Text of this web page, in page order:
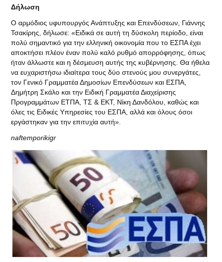
Δήλωση
Ο αρμόδιος υφυπουργός Ανάπτυξης και Επενδύσεων, Γιάννης
Τσακίρης, δήλωσε: «Ειδικά σε αυτή τη δύσκολη περίοδο, είναι
πολύ σημαντικό για την ελληνική οικονομία που το ΕΣΠΑ έχει
αποκτήσει πλέον έναν πολύ καλό ρυθμό απορρόφησης, όπως
ήταν άλλωστε και η δέσμευση αυτής της κυβέρνησης. Θα ήθελα
να ευχαριστήσω ιδιαίτερα τους δύο στενούς μου συνεργάτες,
τον Γενικό Γραμματέα Δημοσίων Επενδύσεων και ΕΣΠΑ,
Δημήτρη Σκάλο και την Ειδική Γραμματέα Διαχείρισης
Προγραμμάτων ΕΤΠΑ, ΤΣ & ΕΚΤ, Νίκη Δανδόλου, καθώς και
όλες τις Ειδικές Υπηρεσίες του ΕΣΠΑ, αλλά και όλους όσοι
εργάστηκαν για την επιτυχία αυτή».
naftemporikigr